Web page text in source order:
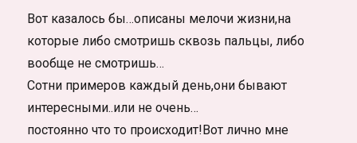
Вот казалось бы…описаны мелочи жизни,на
которые либо смотришь сквозь пальцы, либо
вообще не смотришь…
Сотни примеров каждый день,они бывают
интересными..или не очень…
постоянно что то происходит!Вот лично мне